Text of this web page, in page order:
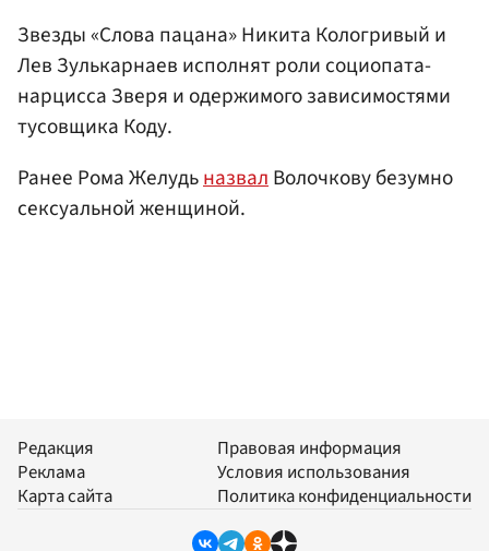
Звезды «Слова пацана» Никита Кологривый и
Лев Зулькарнаев исполнят роли социопата-
нарцисса Зверя и одержимого зависимостями
тусовщика Коду.
Ранее Рома ЖелудьназвалВолочкову безумно
сексуальной женщиной.
Редакция
Реклама
Карта сайта
Правовая информация
Условия использования
Политика конфиденциальности